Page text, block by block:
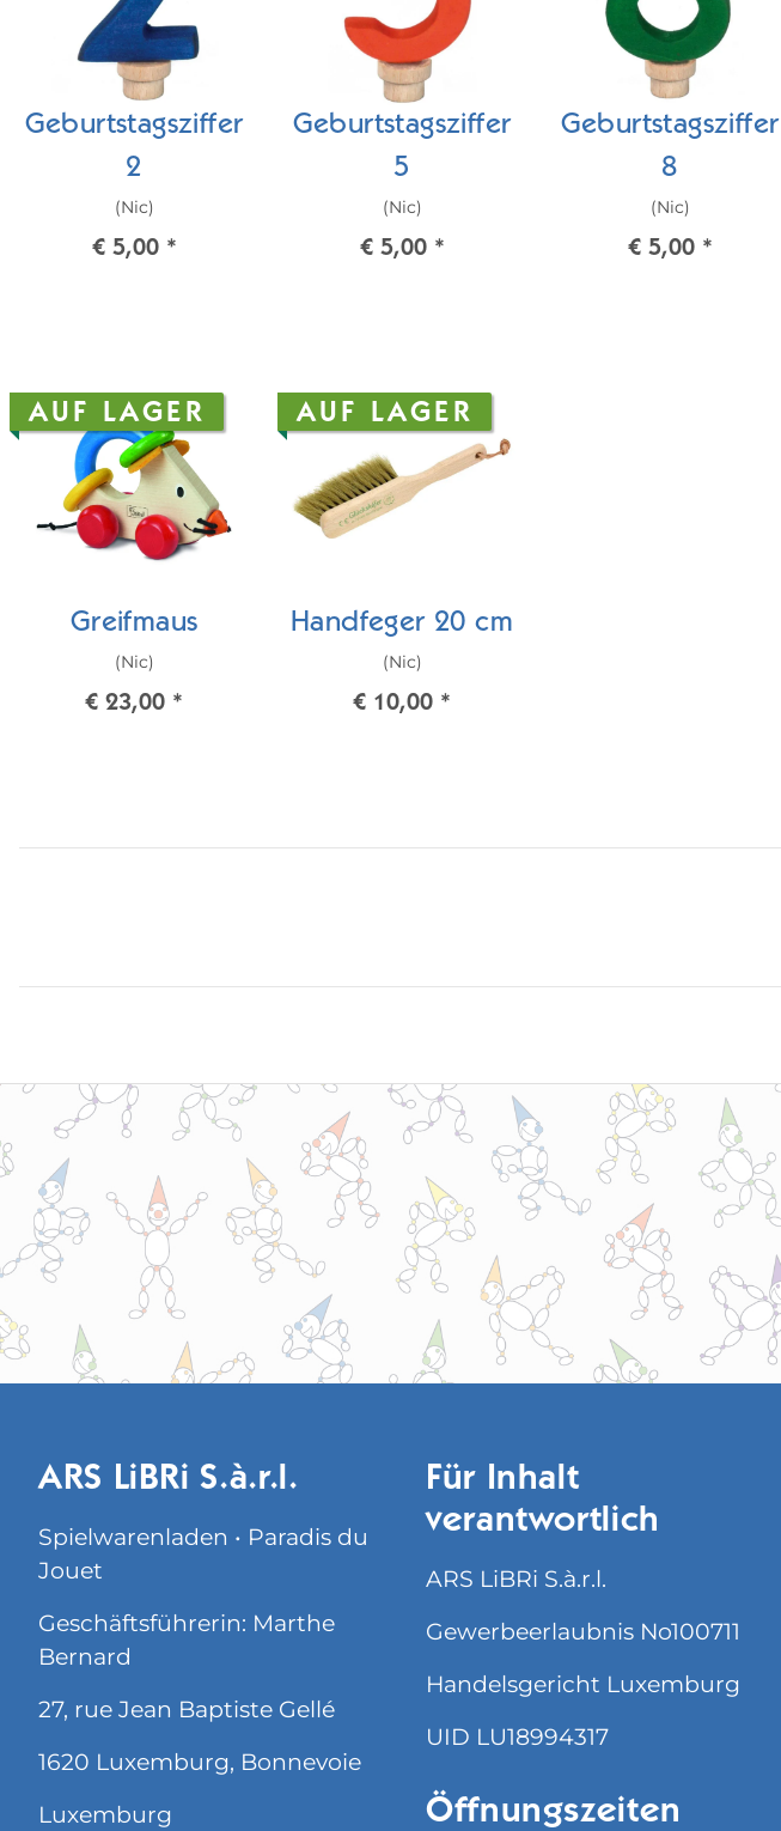
Geburtstagsziffer
2
(Nic)
€ 5,00 *
Geburtstagsziffer
5
(Nic)
€ 5,00 *
Geburtstagsziffer
8
(Nic)
€ 5,00 *
AUF LAGER
Greifmaus
(Nic)
€ 23,00 *
AUF LAGER
Handfeger 20 cm
(Nic)
€ 10,00 *
ARS LiBRi S.à.r.l.
Spielwarenladen • Paradis du
Jouet
Geschäftsführerin: Marthe
Bernard
27, rue Jean Baptiste Gellé
1620 Luxemburg, Bonnevoie
Luxemburg
Für Inhalt
verantwortlich
ARS LiBRi S.à.r.l.
Gewerbeerlaubnis No100711
Handelsgericht Luxemburg
UID LU18994317
Öffnungszeiten